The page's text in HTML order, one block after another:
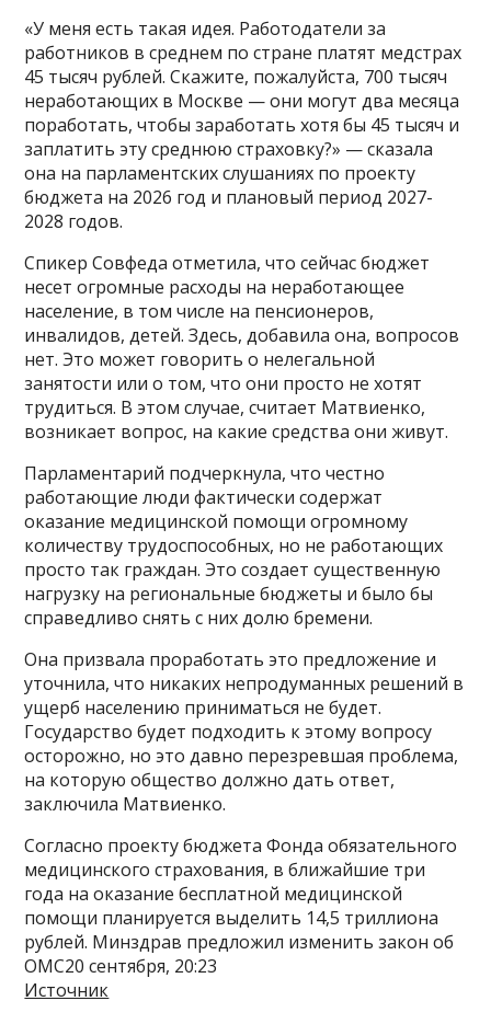
«У меня есть такая идея. Работодатели за
работников в среднем по стране платят медстрах
45 тысяч рублей. Скажите, пожалуйста, 700 тысяч
неработающих в Москве — они могут два месяца
поработать, чтобы заработать хотя бы 45 тысяч и
заплатить эту среднюю страховку?» — сказала
она на парламентских слушаниях по проекту
бюджета на 2026 год и плановый период 2027-
2028 годов.
Спикер Совфеда отметила, что сейчас бюджет
несет огромные расходы на неработающее
население, в том числе на пенсионеров,
инвалидов, детей. Здесь, добавила она, вопросов
нет. Это может говорить о нелегальной
занятости или о том, что они просто не хотят
трудиться. В этом случае, считает Матвиенко,
возникает вопрос, на какие средства они живут.
Парламентарий подчеркнула, что честно
работающие люди фактически содержат
оказание медицинской помощи огромному
количеству трудоспособных, но не работающих
просто так граждан. Это создает существенную
нагрузку на региональные бюджеты и было бы
справедливо снять с них долю бремени.
Она призвала проработать это предложение и
уточнила, что никаких непродуманных решений в
ущерб населению приниматься не будет.
Государство будет подходить к этому вопросу
осторожно, но это давно перезревшая проблема,
на которую общество должно дать ответ,
заключила Матвиенко.
Согласно проекту бюджета Фонда обязательного
медицинского страхования, в ближайшие три
года на оказание бесплатной медицинской
помощи планируется выделить 14,5 триллиона
рублей. Минздрав предложил изменить закон об
ОМС20 сентября, 20:23
Источник